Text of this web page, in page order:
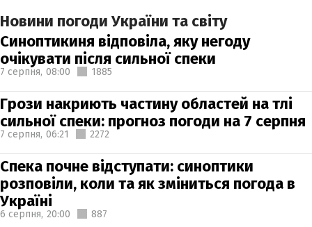
Новини погоди України та світу
Синоптикиня відповіла, яку негоду
очікувати після сильної спеки
7 серпня, 08:00 1885
Грози накриють частину областей на тлі
сильної спеки: прогноз погоди на 7 серпня
7 серпня, 06:21 2272
Спека почне відступати: синоптики
розповіли, коли та як зміниться погода в
Україні
6 серпня, 20:00 887